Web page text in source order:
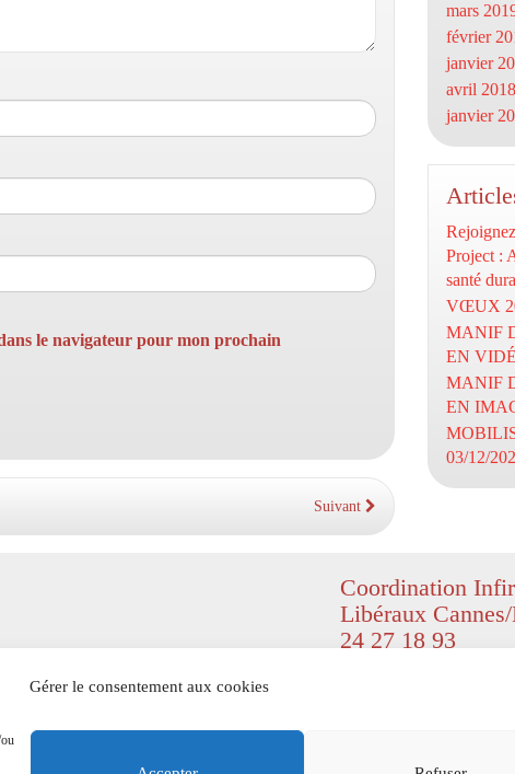
Gérer le consentement aux cookies
le navigateur pour mon prochain
Suivant
mars
février
janvier
avril 2018
janvier
Project :
santé
VŒUX
MANIF
EN
MANIF
EN
03/12/
Coordination
Libéraux
24 27 18 93